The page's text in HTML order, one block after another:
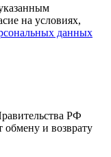
на условиях,
данных
РФ
обмену и возврату